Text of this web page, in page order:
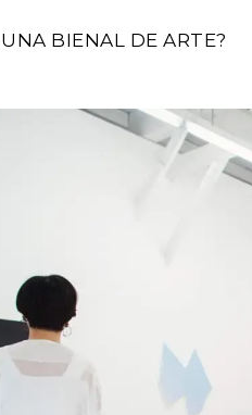
UNA BIENAL DE ARTE?